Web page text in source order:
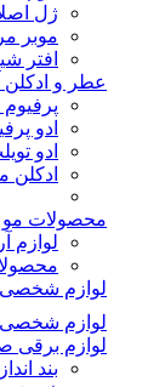
ژل
موبر
افتر
عطر و ادکلن
پرفیوم
ادو
ادو
ادکلن
محصولات مو
لوازم
لوازم
لوازم
لوازم برقی
بند